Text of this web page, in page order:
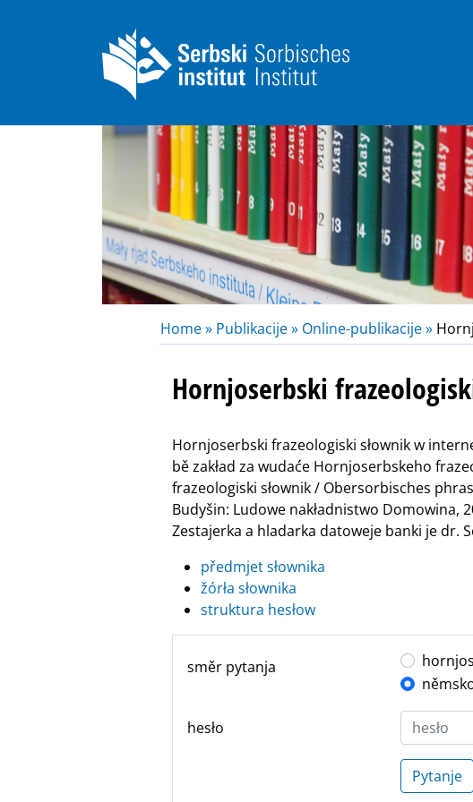
Home » Publikacije » Online-publikacije »
Hornjoserbski
Hornjoserbski frazeologiski słownik w
bě zakład za wudaće Hornjoserbskeho
frazeologiski słownik / Obersorbisches
Budyšin: Ludowe nakładnistwo Domowina,
Zestajerka a hladarka datoweje banki je dr.
předmjet słownika
žórła słownika
struktura hesłow
směr pytanja
hesło
Pytanje